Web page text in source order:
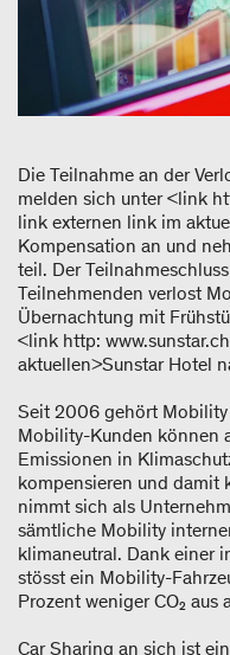
Die Teilnahme an der
melden sich unter <link
link externen link im
Kompensation an und
teil. Der
Teilnehmenden verlost
Übernachtung mit
<link http:
aktuellen>Sunstar Hotel
Seit 2006 gehört Mobility
Mobility-Kunden können
Emissionen in
kompensieren und damit
nimmt sich als
sämtliche Mobility
klimaneutral. Dank einer
stösst ein Mobility-
Prozent weniger CO₂
Car Sharing an sich ist